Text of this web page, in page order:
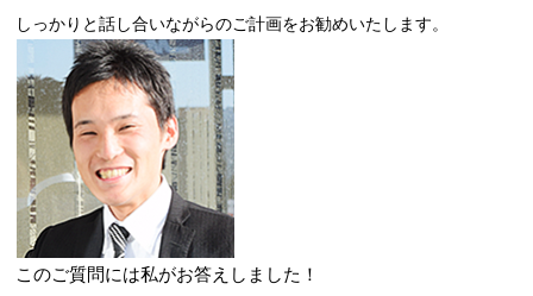
しっかりと話し合いながらのご計画をお勧めいたします。
このご質問には私がお答えしました！